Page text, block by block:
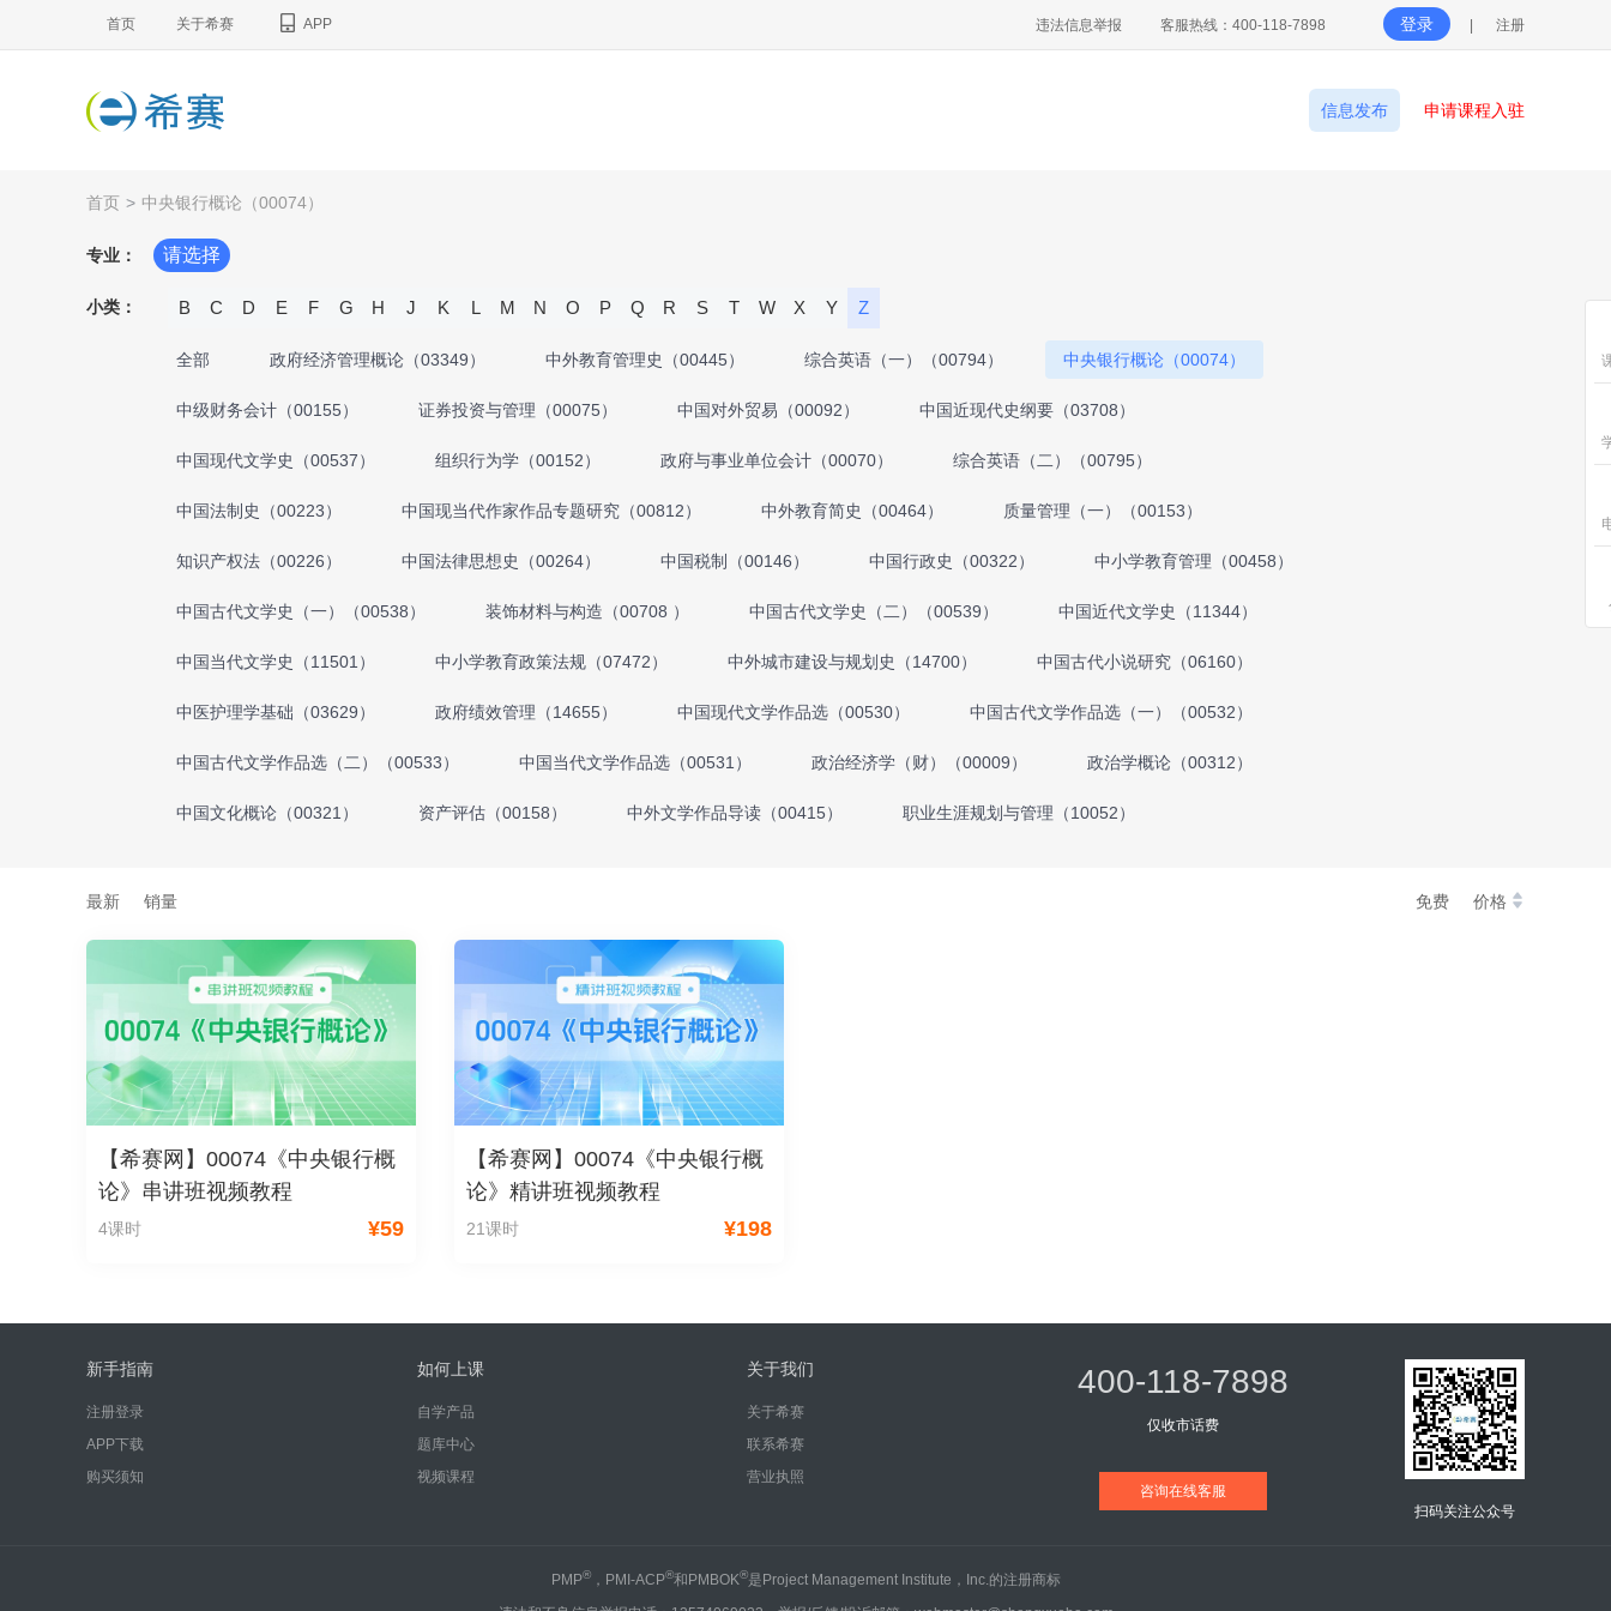
首页 关于希赛 APP 违法信息举报 客服热线：400-118-7898 登录 注册
信息发布 申请课程入驻
首页 > 中央银行概论（00074）
专业： 请选择
小类： B C D E F G H J K L M N O P Q R S T W X Y Z
全部 政府经济管理概论（03349） 中外教育管理史（00445） 综合英语（一）（00794） 中央银行概论（00074）
中级财务会计（00155） 证券投资与管理（00075） 中国对外贸易（00092） 中国近现代史纲要（03708）
中国现代文学史（00537） 组织行为学（00152） 政府与事业单位会计（00070） 综合英语（二）（00795）
中国法制史（00223） 中国现当代作家作品专题研究（00812） 中外教育简史（00464） 质量管理（一）（00153）
知识产权法（00226） 中国法律思想史（00264） 中国税制（00146） 中国行政史（00322） 中小学教育管理（00458）
中国古代文学史（一）（00538） 装饰材料与构造（00708 ） 中国古代文学史（二）（00539） 中国近代文学史（11344）
中国当代文学史（11501） 中小学教育政策法规（07472） 中外城市建设与规划史（14700） 中国古代小说研究（06160）
中医护理学基础（03629） 政府绩效管理（14655） 中国现代文学作品选（00530） 中国古代文学作品选（一）（00532）
中国古代文学作品选（二）（00533） 中国当代文学作品选（00531） 政治经济学（财）（00009） 政治学概论（00312）
中国文化概论（00321） 资产评估（00158） 中外文学作品导读（00415） 职业生涯规划与管理（10052）
最新 销量 免费 价格
【希赛网】00074《中央银行概
论》串讲班视频教程
4课时 ¥59
【希赛网】00074《中央银行概
论》精讲班视频教程
21课时 ¥198
新手指南
注册登录
APP下载
购买须知
如何上课
自学产品
题库中心
视频课程
关于我们
关于希赛
联系希赛
营业执照
400-118-7898
仅收市话费
咨询在线客服
扫码关注公众号
PMP®，PMI-ACP®和PMBOK®是Project Management Institute，Inc.的注册商标